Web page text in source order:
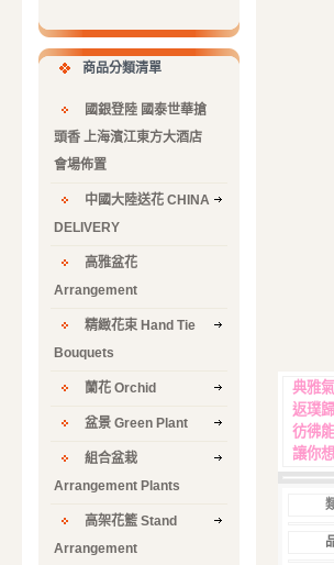
商品分類清單
國銀登陸 國泰世華搶
頭香 上海濱江東方大酒店
會場佈置
中國大陸送花 CHINA
DELIVERY
高雅盆花
Arrangement
精緻花束 Hand Tie
Bouquets
蘭花 Orchid
盆景 Green Plant
組合盆栽
Arrangement Plants
高架花籃 Stand
Arrangement
典雅
返璞
彷彿
讓你